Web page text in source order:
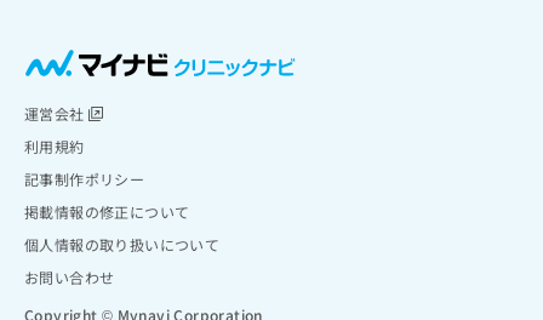
運営会社
利用規約
記事制作ポリシー
掲載情報の修正について
個人情報の取り扱いについて
お問い合わせ
Copyright © Mynavi Corporation